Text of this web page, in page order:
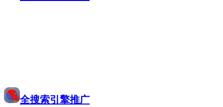
全搜索引擎推广